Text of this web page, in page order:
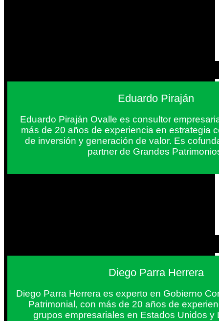
Eduardo Piraján
Eduardo Piraján Ovalle es consultor
más de 20 años de experiencia en estrategia
de inversión y generación de valor. Es
partner de Grandes
Diego Parra Herrera
Diego Parra Herrera es experto en Gobierno
Patrimonial, con más de 20 años de
grupos empresariales en Estados Unidos y